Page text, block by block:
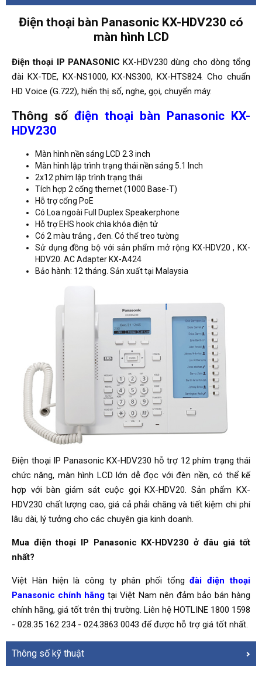
Điện thoại bàn Panasonic KX-HDV230 có
màn hình LCD
Điện thoại IP PANASONIC KX-HDV230 dùng cho dòng tổng
đài KX-TDE, KX-NS1000, KX-NS300, KX-HTS824. Cho chuẩn
HD Voice (G.722), hiển thị số, nghe, gọi, chuyển máy.
Thông số điện thoại bàn Panasonic KX-
HDV230
Màn hình nền sáng LCD 2.3 inch
Màn hình lập trình trạng thái nền sáng 5.1 Inch
2x12 phím lập trình trạng thái
Tích hợp 2 cổng thernet (1000 Base-T)
Hỗ trợ cổng PoE
Có Loa ngoài Full Duplex Speakerphone
Hỗ trợ EHS hook chìa khóa điện tử
Có 2 màu trắng , đen. Có thể treo tường
Sử dụng đồng bộ với sản phẩm mở rộng KX-HDV20 , KX-
HDV20. AC Adapter KX-A424
Bảo hành: 12 tháng. Sản xuất tại Malaysia
Điện thoại IP Panasonic KX-HDV230 hỗ trợ 12 phím trạng thái
chức năng, màn hình LCD lớn dễ đọc với đèn nền, có thể kế
hợp với bàn giám sát cuộc gọi KX-HDV20. Sản phẩm KX-
HDV230 chất lượng cao, giá cả phải chăng và tiết kiệm chi phí
lâu dài, lý tưởng cho các chuyên gia kinh doanh.
Mua điện thoại IP Panasonic KX-HDV230 ở đâu giá tốt
nhất?
Việt Hàn hiện là công ty phân phối tổng đài điện thoại
Panasonic chính hãng tại Việt Nam nên đảm bảo bán hàng
chính hãng, giá tốt trên thị trường. Liên hệ HOTLINE 1800 1598
- 028.35 162 234 - 024.3863 0043 để được hỗ trợ giá tốt nhất.
Thông số kỹ thuật